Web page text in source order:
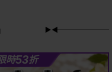
時53折